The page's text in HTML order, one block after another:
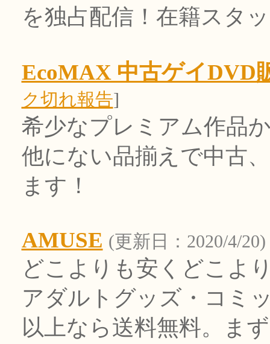
を独占配信！在籍スタ
EcoMAX 中古ゲイDVD
ク切れ報告]
希少なプレミアム作品
他にない品揃えで中古
ます！
AMUSE (更新日：2020/4/20)
どこよりも安くどこよ
アダルトグッズ・コミ
以上なら送料無料。ま